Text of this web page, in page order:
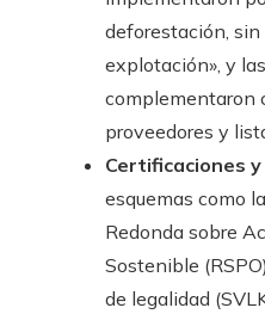
deforestación, sin
explotación», y las
complementaron
proveedores y
Certificaciones
esquemas como
Redonda sobre
Sostenible
de legalidad